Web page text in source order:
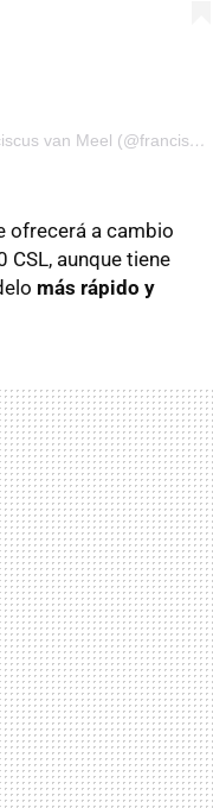
Una publicación compartida de Franciscus van Meel (@franciscusvanmeel)
ofrecerá a cambio
CSL, aunque tiene
más rápido y